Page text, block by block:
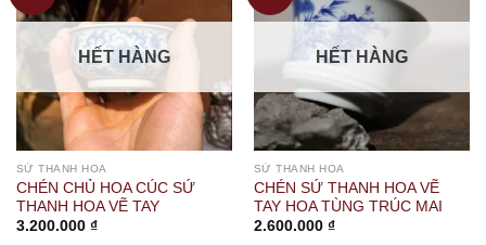
HẾT HÀNG
SỨ THANH HOA
CHÉN CHỦ HOA CÚC SỨ
THANH HOA VẼ TAY
3.200.000 ₫
HẾT HÀNG
SỨ THANH HOA
CHÉN SỨ THANH HOA VẼ
TAY HOA TÙNG TRÚC MAI
2.600.000 ₫